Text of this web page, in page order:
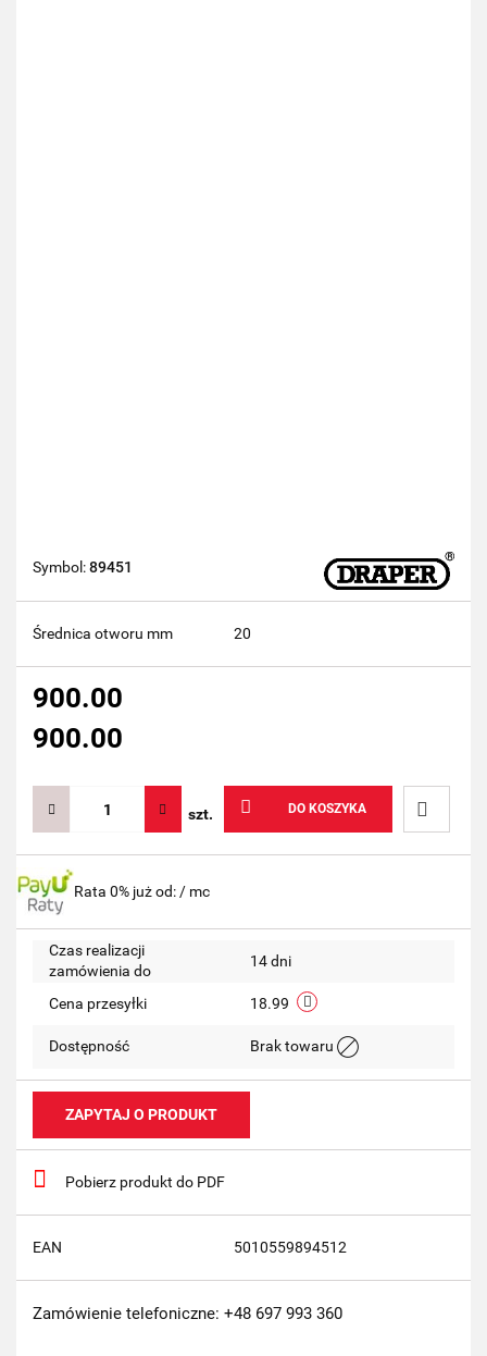
Symbol:89451
Średnica otworu mm 20
900.00
900.00
szt. DO KOSZYKA
Do
Rata 0% już od: / mc
Czas realizacji
zamówienia do
14 dni
Cena przesyłki 18.99
Dostępność Brak towaru
ZAPYTAJ O PRODUKT
Pobierz produkt do PDF
EAN 5010559894512
Zamówienie telefoniczne: +48 697 993 360